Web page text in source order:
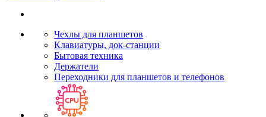
Чехлы для планшетов
Клавиатуры, док-станции
Бытовая техника
Держатели
Переходники для планшетов и телефонов